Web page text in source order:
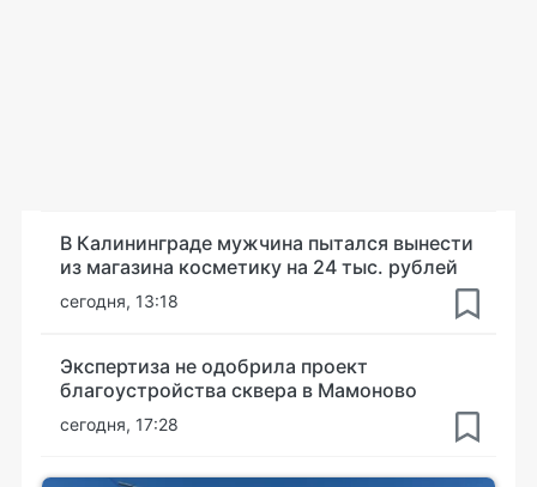
В Калининграде мужчина пытался вынести
из магазина косметику на 24 тыс. рублей
сегодня, 13:18
Экспертиза не одобрила проект
благоустройства сквера в Мамоново
сегодня, 17:28